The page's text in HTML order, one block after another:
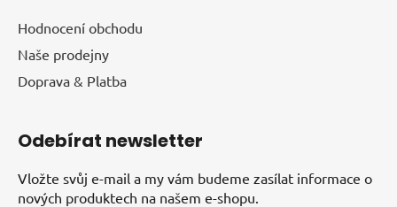
Hodnocení obchodu
Naše prodejny
Doprava & Platba
Odebírat newsletter
Vložte svůj e-mail a my vám budeme zasílat informace o
nových produktech na našem e-shopu.